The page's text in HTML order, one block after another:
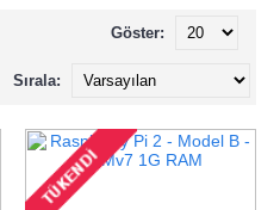
Göster:
Sırala: